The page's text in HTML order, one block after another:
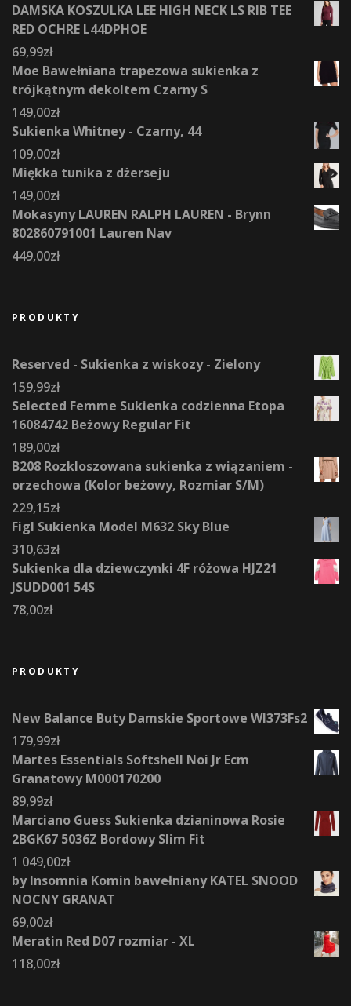
DAMSKA KOSZULKA LEE HIGH NECK LS RIB TEE
RED OCHRE L44DPHOE
69,99zł
Moe Bawełniana trapezowa sukienka z
trójkątnym dekoltem Czarny S
149,00zł
Sukienka Whitney - Czarny, 44
109,00zł
Miękka tunika z dżerseju
149,00zł
Mokasyny LAUREN RALPH LAUREN - Brynn
802860791001 Lauren Nav
449,00zł
PRODUKTY
Reserved - Sukienka z wiskozy - Zielony
159,99zł
Selected Femme Sukienka codzienna Etopa
16084742 Beżowy Regular Fit
189,00zł
B208 Rozkloszowana sukienka z wiązaniem -
orzechowa (Kolor beżowy, Rozmiar S/M)
229,15zł
Figl Sukienka Model M632 Sky Blue
310,63zł
Sukienka dla dziewczynki 4F różowa HJZ21
JSUDD001 54S
78,00zł
PRODUKTY
New Balance Buty Damskie Sportowe Wl373Fs2
179,99zł
Martes Essentials Softshell Noi Jr Ecm
Granatowy M000170200
89,99zł
Marciano Guess Sukienka dzianinowa Rosie
2BGK67 5036Z Bordowy Slim Fit
1 049,00zł
by Insomnia Komin bawełniany KATEL SNOOD
NOCNY GRANAT
69,00zł
Meratin Red D07 rozmiar - XL
118,00zł